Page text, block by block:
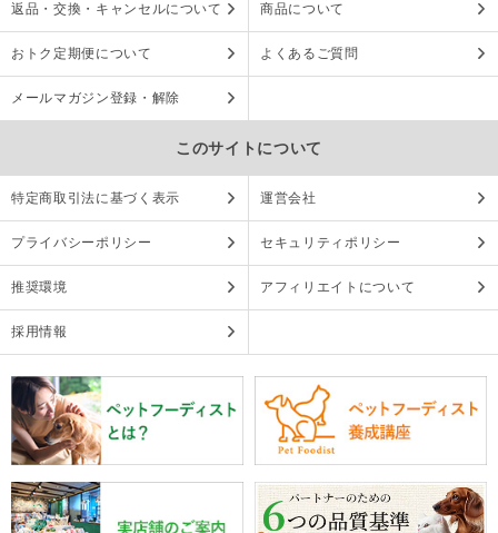
返品・交換・キャンセルについて 商品について
おトク定期便について よくあるご質問
メールマガジン登録・解除
このサイトについて
特定商取引法に基づく表示 運営会社
プライバシーポリシー セキュリティポリシー
推奨環境 アフィリエイトについて
採用情報